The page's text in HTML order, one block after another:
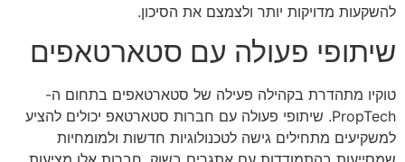
להשקעות מדויקות יותר ולצמצם את הסיכון.
שיתופי פעולה עם סטארטאפים
טוקיו מתהדרת בקהילה פעילה של סטארטאפים בתחום ה-
PropTech. שיתופי פעולה עם חברות סטארטאפ יכולים להציע
למשקיעים מתחילים גישה לטכנולוגיות חדשות ולמומחיות